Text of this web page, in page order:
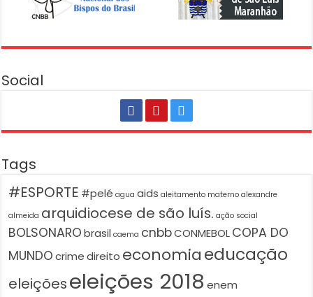
Social
Tags
#ESPORTE #pelé agua aids aleitamento materno alexandre
almeida arquidiocese de são luís. ação social
BOLSONARO brasil caema cnbbCONMEBOLCOPA DO
MUNDO crime direito economiaeducação
eleiçõeseleições 2018 enem